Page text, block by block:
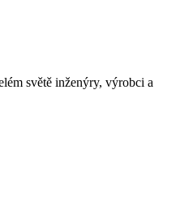
světě inženýry, výrobci a